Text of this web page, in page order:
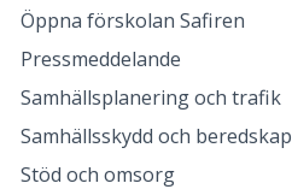
Öppna förskolan Safiren
Pressmeddelande
Samhällsplanering och trafik
Samhällsskydd och beredskap
Stöd och omsorg